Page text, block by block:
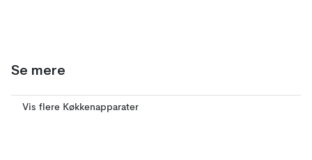
Se mere
Vis flere Køkkenapparater